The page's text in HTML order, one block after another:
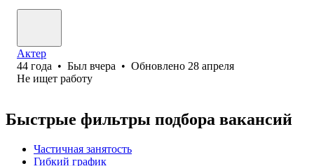
Актер
44 года • Был вчера • Обновлено 28 апреля
Не ищет работу
Быстрые фильтры подбора вакансий
Частичная занятость
Гибкий график